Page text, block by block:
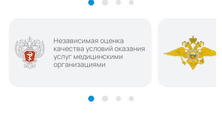
Независимая оценка
качества условий оказания
услуг медицинскими
организациями